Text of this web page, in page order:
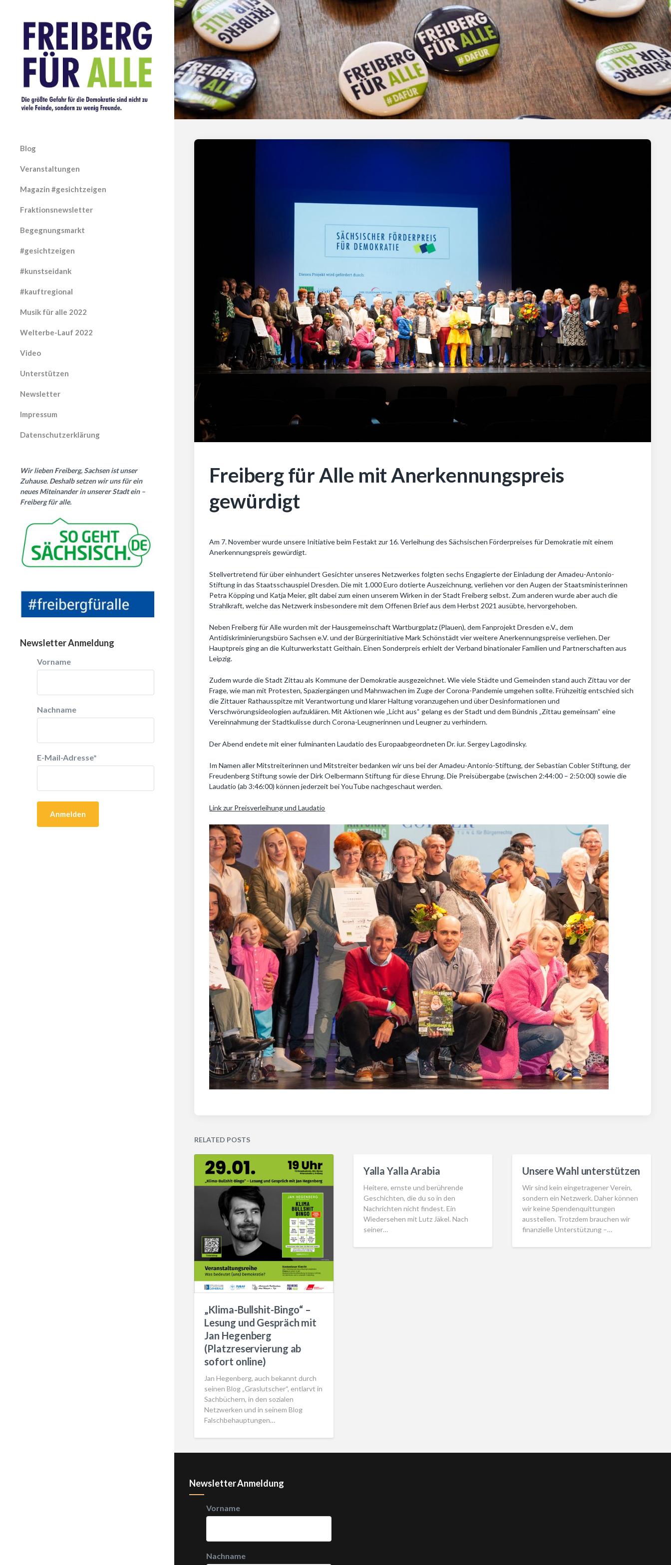
Blog
Veranstaltungen
Magazin #gesichtzeigen
Fraktionsnewsletter
Begegnungsmarkt
#gesichtzeigen
#kunstseidank
#kauftregional
Musik für alle 2022
Welterbe-Lauf 2022
Video
Unterstützen
Newsletter
Impressum
Datenschutzerklärung
Wir lieben Freiberg, Sachsen ist unser
Zuhause. Deshalb setzen wir uns für ein
neues Miteinander in unserer Stadt ein –
Freiberg für alle.
Newsletter Anmeldung
Vorname
Nachname
E-Mail-Adresse*
Freiberg für Alle mit Anerkennungspreis
gewürdigt
Am 7. November wurde unsere Initiative beim Festakt zur 16. Verleihung des Sächsischen Förderpreises für Demokratie mit einem
Anerkennungspreis gewürdigt.
Stellvertretend für über einhundert Gesichter unseres Netzwerkes folgten sechs Engagierte der Einladung der Amadeu-Antonio-
Stiftung in das Staatsschauspiel Dresden. Die mit 1.000 Euro dotierte Auszeichnung, verliehen vor den Augen der Staatsministerinnen
Petra Köpping und Katja Meier, gilt dabei zum einen unserem Wirken in der Stadt Freiberg selbst. Zum anderen wurde aber auch die
Strahlkraft, welche das Netzwerk insbesondere mit dem Offenen Brief aus dem Herbst 2021 ausübte, hervorgehoben.
Neben Freiberg für Alle wurden mit der Hausgemeinschaft Wartburgplatz (Plauen), dem Fanprojekt Dresden e.V., dem
Antidiskriminierungsbüro Sachsen e.V. und der Bürgerinitiative Mark Schönstädt vier weitere Anerkennungspreise verliehen. Der
Hauptpreis ging an die Kulturwerkstatt Geithain. Einen Sonderpreis erhielt der Verband binationaler Familien und Partnerschaften aus
Leipzig.
Zudem wurde die Stadt Zittau als Kommune der Demokratie ausgezeichnet. Wie viele Städte und Gemeinden stand auch Zittau vor der
Frage, wie man mit Protesten, Spaziergängen und Mahnwachen im Zuge der Corona-Pandemie umgehen sollte. Frühzeitig entschied sich
die Zittauer Rathausspitze mit Verantwortung und klarer Haltung voranzugehen und über Desinformationen und
Verschwörungsideologien aufzuklären. Mit Aktionen wie „Licht aus“ gelang es der Stadt und dem Bündnis „Zittau gemeinsam“ eine
Vereinnahmung der Stadtkulisse durch Corona-Leugnerinnen und Leugner zu verhindern.
Der Abend endete mit einer fulminanten Laudatio des Europaabgeordneten Dr. iur. Sergey Lagodinsky.
Im Namen aller Mitstreiterinnen und Mitstreiter bedanken wir uns bei der Amadeu-Antonio-Stiftung, der Sebastian Cobler Stiftung, der
Freudenberg Stiftung sowie der Dirk Oelbermann Stiftung für diese Ehrung. Die Preisübergabe (zwischen 2:44:00 – 2:50:00) sowie die
Laudatio (ab 3:46:00) können jederzeit bei YouTube nachgeschaut werden.
Link zur Preisverleihung und Laudatio
RELATED POSTS
„Klima-Bullshit-Bingo“ –
Lesung und Gespräch mit
Jan Hegenberg
(Platzreservierung ab
sofort online)
Jan Hegenberg, auch bekannt durch
seinen Blog „Graslutscher“, entlarvt in
Sachbüchern, in den sozialen
Netzwerken und in seinem Blog
Falschbehauptungen…
Yalla Yalla Arabia
Heitere, ernste und berührende
Geschichten, die du so in den
Nachrichten nicht findest. Ein
Wiedersehen mit Lutz Jäkel. Nach
seiner…
Unsere Wahl unterstützen
Wir sind kein eingetragener Verein,
sondern ein Netzwerk. Daher können
wir keine Spendenquittungen
ausstellen. Trotzdem brauchen wir
finanzielle Unterstützung –…
Newsletter Anmeldung
Vorname
Nachname